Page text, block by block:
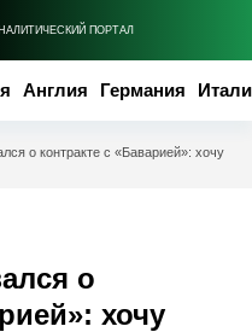
ПОРТАЛ
Англия Германия
о контракте с «Баварией»: хочу
о
хочу